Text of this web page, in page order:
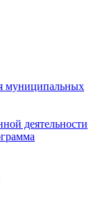
муниципальных
деятельности